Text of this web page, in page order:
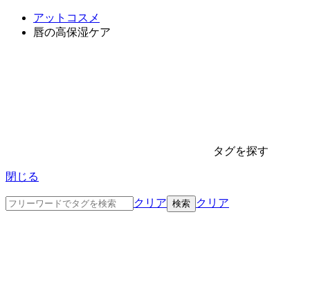
アットコスメ
唇の高保湿ケア
タグを探す
閉じる
クリア クリア